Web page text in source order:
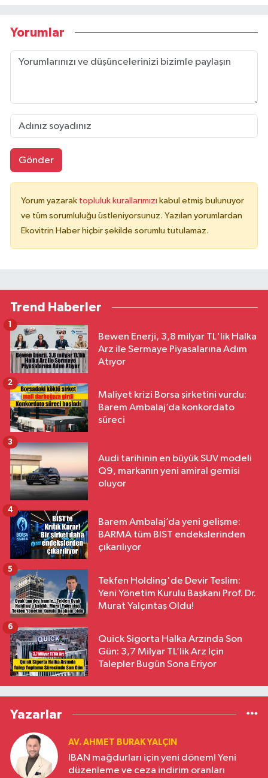
Yorumlar
Gönder
Yorum yazarak topluluk kurallarımızı kabul etmiş bulunuyor
ve tüm sorumluluğu üstleniyorsunuz. Yazılan yorumlardan
Ekovitrin Haber hiçbir şekilde sorumlu tutulamaz.
Trend Haberler
Bewen Enerji, 3,8 milyar TL'lik Halka
Arz ile Sermaye Piyasalarına Adım
Atıyor
1
Maliyet krizi Borsa şirketini vurdu:
Barem Ambalaj’da konkordato
süreci
2
Audi tarihinin en büyük SUV modeli
Q9, markanın yeni amiral gemisi
oluyor
3
Barem Ambalaj’da yeni gelişme:
BARMA tüm BIST endekslerinden
çıkarılıyor
4
Tekfen Holding'de Devir Teslim:
Yeni Yönetim Kurulu Başkanı Prof. Dr.
Murat Yalçıntaş Oldu!
5
Quick Sigorta Halka Arzında Son
Gün: 3,7 Milyar TL’lik Arz İçin
Talepler Bugün Sona Eriyor
6
Yazarlar
AV. AHMET BURAK YALÇIN
IBAN mağdurları için yeni dönem! Yeni
düzenleme ve ceza indirim oranları